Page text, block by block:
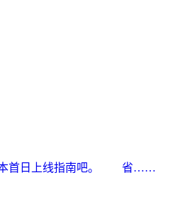
本首日上线指南吧。 省……